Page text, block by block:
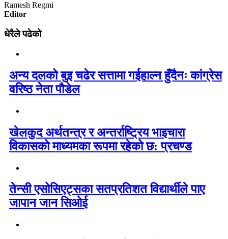
Ramesh Regmi
Editor
धेरैले पढेको
अन्य दलको बुइ चढेर सत्तामा गईहाल्न हुँदैनः कांग्रेस
वरिष्ठ नेता पौडेल
खेलकुद अर्थतन्त्र र अन्तर्राष्ट्रिय भाइचारा
विकासको माध्यमका रूपमा रहेको छ: प्रचण्ड
तेन्सी एसोसिएट्सका सतप्रतिशत विद्यार्थीले पाए
जापान जान सिओई